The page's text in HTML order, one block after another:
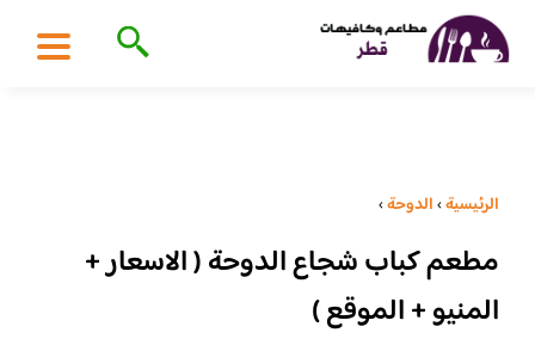
الرئيسية›الدوحة›
مطعم كباب شجاع الدوحة ( الاسعار +
المنيو + الموقع )